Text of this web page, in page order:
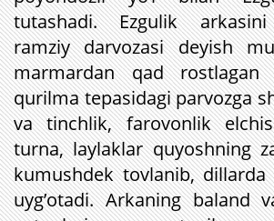
tutashadi. Ezgulik
ramziy darvozasi deyish
marmardan qad rostlagan
qurilma tepasidagi parvozga
va tinchlik, farovonlik
turna, laylaklar quyoshning
kumushdek tovlanib, dillarda
uyg’otadi. Arkaning baland